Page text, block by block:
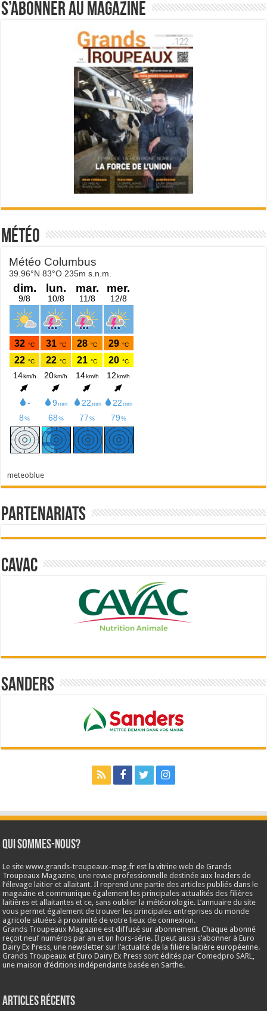
S’abonner au magazine
Météo
meteoblue
Partenariats
Cavac
Sanders
Qui sommes-nous?
Le site www.grands-troupeaux-mag.fr est la vitrine web de Grands
Troupeaux Magazine, une revue professionnelle destinée aux leaders de
l’élevage laitier et allaitant. Il reprend une partie des articles publiés dans le
magazine et communique également les principales actualités des filières
laitières et allaitantes et ce, sans oublier la météorologie. L’annuaire du site
vous permet également de trouver les principales entreprises du monde
agricole situées à proximité de votre lieux de connexion.
Grands Troupeaux Magazine est diffusé sur abonnement. Chaque abonné
reçoit neuf numéros par an et un hors-série. Il peut aussi s’abonner à Euro
Dairy Ex Press, une newsletter sur l’actualité de la filière laitière européenne.
Grands Troupeaux et Euro Dairy Ex Press sont édités par Comedpro SARL,
une maison d’éditions indépendante basée en Sarthe.
Articles récents